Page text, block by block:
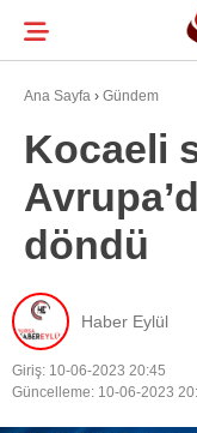
BURSA HABERLERI
BURSASPOR
GÜNDEM
EĞITIM
TEKNOLOJI
Ana Sayfa › Gündem
Kocaeli
döndü
Haber Eylül
Giriş: 10-06-2023 20:45
Güncelleme: 10-06-2023